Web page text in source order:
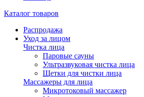
Каталог товаров
Распродажа
Уход за лицом
Чистка лица
Паровые сауны
Ультразвуковая чистка лица
Щетки для чистки лица
Массажеры для лица
Микротоковый массажер